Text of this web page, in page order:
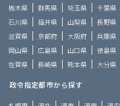
栃木県
群馬県 埼玉県 千葉県
石川県
福井県 山梨県 長野県
滋賀県
京都府 大阪府 兵庫県
岡山県
広島県 山口県 徳島県
佐賀県
長崎県 熊本県 大分県
政令指定都市から探す